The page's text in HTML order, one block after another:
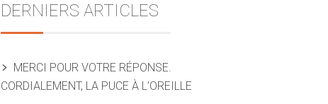
DERNIERS ARTICLES
MERCI POUR VOTRE RÉPONSE.
CORDIALEMENT, LA PUCE À L’OREILLE